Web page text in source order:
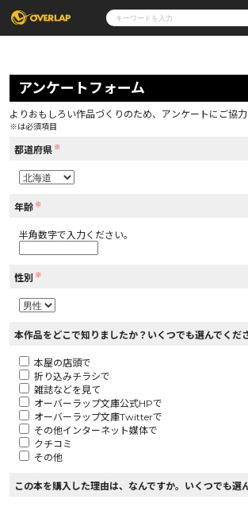
コミック
コミックガルド
コミッククリエ
LiQulle
ラブパルフェ
ライトノ
ロサージュノ
その他
コミックエッセイ
通販・
OVERLAP
アクセス
オーバーラップホールディングス
アンケートフォーム
よりおもしろい作品づくりのため、アンケートにご協力
※は必須項目
都道府県 ※
年齢 ※
半角数字で入力ください。
性別 ※
本作品をどこで知りましたか？いくつでも選んでくださ
本屋の店頭で
折り込みチラシで
雑誌などを見て
オーバーラップ文庫公式HPで
オーバーラップ文庫Twitterで
その他インターネット媒体で
クチコミ
その他
この本を購入した理由は、なんですか。いくつでも選